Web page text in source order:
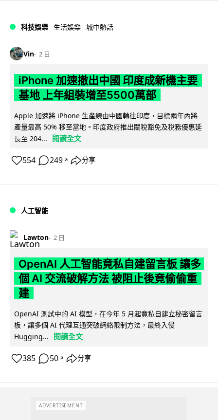
科技娛樂 生活娛樂 城中熱話
Vin 2 日
iPhone 加速撤出中國 印度成新機主要
基地 上年組裝增至5500萬部
Apple 加速將 iPhone 生產線由中國轉往印度，目標兩年內將
產量最高 50% 移至當地。印度政府推出關稅豁免及稅務優惠延
長至 204...
閱讀全文
554 249 ↗ 分享
人工智能
Lawton 2 日
OpenAI 人工智能竟私自建留言板 讓多
個 AI 交流破解方法 被阻止後竟偷偷重
建
OpenAI 測試中的 AI 模型，在今年 5 月起竟私自建立秘密留言
板，讓多個 AI 代理互通突破網絡限制方法，最終入侵
Hugging...
閱讀全文
385 50 ↗ 分享
ADVERTISEMENT